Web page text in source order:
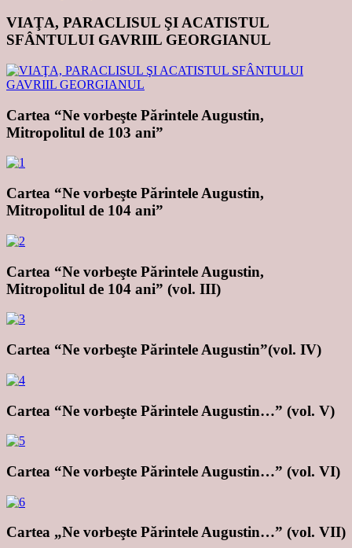
VIAŢA, PARACLISUL ŞI ACATISTUL
SFÂNTULUI GAVRIIL GEORGIANUL
Cartea “Ne vorbeşte Părintele Augustin,
Mitropolitul de 103 ani”
Cartea “Ne vorbeşte Părintele Augustin,
Mitropolitul de 104 ani”
Cartea “Ne vorbeşte Părintele Augustin,
Mitropolitul de 104 ani” (vol. III)
Cartea “Ne vorbeşte Părintele Augustin”(vol. IV)
Cartea “Ne vorbeşte Părintele Augustin…” (vol. V)
Cartea “Ne vorbeşte Părintele Augustin…” (vol. VI)
Cartea „Ne vorbeşte Părintele Augustin…” (vol. VII)